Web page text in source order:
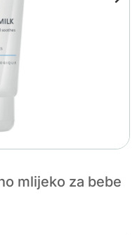
mlijeko za bebe